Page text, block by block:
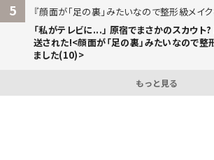
5
顔面が「足の裏」みたいなので整形級メイ
「私がテレビに...」 原宿でまさかのスカウ
送された!<顔面が「足の裏」みたいなので整
ました(10)>
もっと見る